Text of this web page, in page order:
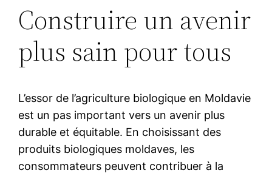
Construire un avenir
plus sain pour tous
L’essor de l’agriculture biologique en Moldavie
est un pas important vers un avenir plus
durable et équitable. En choisissant des
produits biologiques moldaves, les
consommateurs peuvent contribuer à la